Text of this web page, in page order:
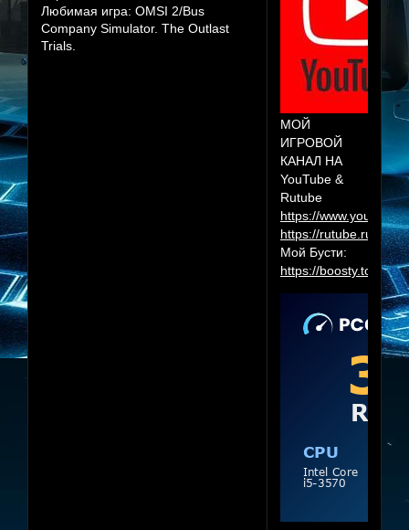
Любимая игра: OMSI 2/Bus
Company Simulator. The Outlast
Trials.
МОЙ
ИГРОВОЙ
КАНАЛ НА
YouTube &
Rutube
https://
https://rutube.ru/
Мой Бусти:
https://boosty.to/